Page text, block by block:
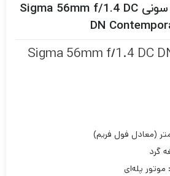
لنز سیگما مانت سونی Sigma 56mm f/1.4 DC
DN
Sigma 56mm f/1.4 DC
پله‌ای